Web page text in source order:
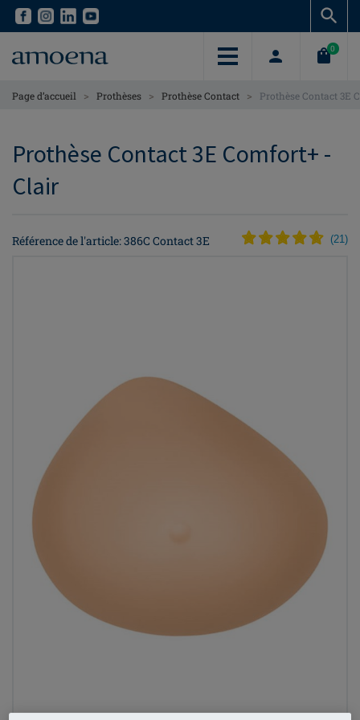
Skip
content
Skip
content
0
Page d’accueil > Prothèses > Prothèse Contact > Prothèse Contact 3E
Prothèse Contact 3E Comfort+ -
Clair
Référence de l'article: 386C Contact 3E (21)